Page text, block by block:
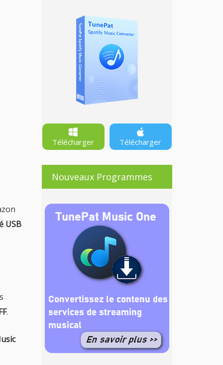
USB
.
Télécharger Télécharger
Nouveaux Programmes